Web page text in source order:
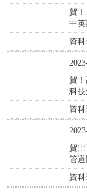
賀
中
資
賀
科技
資
賀!!!
管
資